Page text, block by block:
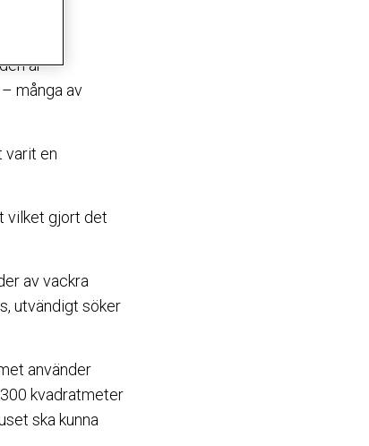
är
många av
varit en
vilket gjort det
av vackra
utvändigt söker
använder
kvadratmeter
ska kunna